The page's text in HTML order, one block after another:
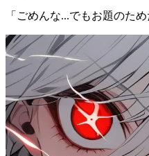
「ごめんな...でもお題のた